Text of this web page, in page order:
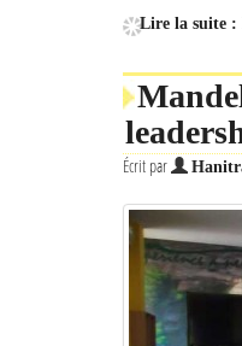
Lire la suite :
Écrit par